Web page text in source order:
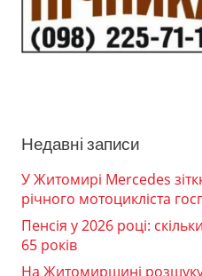
Недавні записи
У Житомирі Mercedes
річного мотоцикліста
Пенсія у 2026 році:
65 років
На Житомирщині